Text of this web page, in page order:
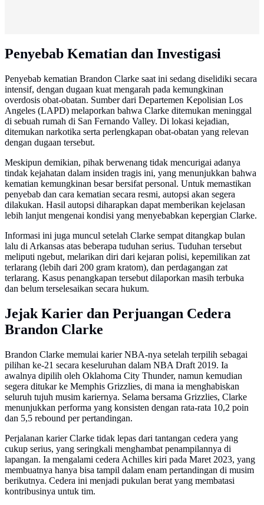
Penyebab Kematian dan Investigasi
Penyebab kematian Brandon Clarke saat ini sedang diselidiki secara
intensif, dengan dugaan kuat mengarah pada kemungkinan
overdosis obat-obatan. Sumber dari Departemen Kepolisian Los
Angeles (LAPD) melaporkan bahwa Clarke ditemukan meninggal
di sebuah rumah di San Fernando Valley. Di lokasi kejadian,
ditemukan narkotika serta perlengkapan obat-obatan yang relevan
dengan dugaan tersebut.
Meskipun demikian, pihak berwenang tidak mencurigai adanya
tindak kejahatan dalam insiden tragis ini, yang menunjukkan bahwa
kematian kemungkinan besar bersifat personal. Untuk memastikan
penyebab dan cara kematian secara resmi, autopsi akan segera
dilakukan. Hasil autopsi diharapkan dapat memberikan kejelasan
lebih lanjut mengenai kondisi yang menyebabkan kepergian Clarke.
Informasi ini juga muncul setelah Clarke sempat ditangkap bulan
lalu di Arkansas atas beberapa tuduhan serius. Tuduhan tersebut
meliputi ngebut, melarikan diri dari kejaran polisi, kepemilikan zat
terlarang (lebih dari 200 gram kratom), dan perdagangan zat
terlarang. Kasus penangkapan tersebut dilaporkan masih terbuka
dan belum terselesaikan secara hukum.
Jejak Karier dan Perjuangan Cedera
Brandon Clarke
Brandon Clarke memulai karier NBA-nya setelah terpilih sebagai
pilihan ke-21 secara keseluruhan dalam NBA Draft 2019. Ia
awalnya dipilih oleh Oklahoma City Thunder, namun kemudian
segera ditukar ke Memphis Grizzlies, di mana ia menghabiskan
seluruh tujuh musim kariernya. Selama bersama Grizzlies, Clarke
menunjukkan performa yang konsisten dengan rata-rata 10,2 poin
dan 5,5 rebound per pertandingan.
Perjalanan karier Clarke tidak lepas dari tantangan cedera yang
cukup serius, yang seringkali menghambat penampilannya di
lapangan. Ia mengalami cedera Achilles kiri pada Maret 2023, yang
membuatnya hanya bisa tampil dalam enam pertandingan di musim
berikutnya. Cedera ini menjadi pukulan berat yang membatasi
kontribusinya untuk tim.